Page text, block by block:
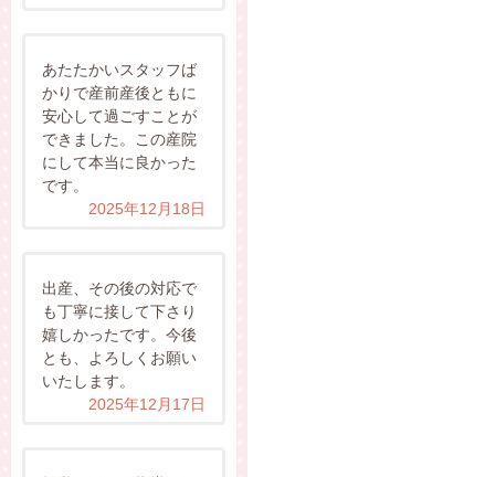
あたたかいスタッフば
かりで産前産後ともに
安心して過ごすことが
できました。この産院
にして本当に良かった
です。
2025年12月18日
出産、その後の対応で
も丁寧に接して下さり
嬉しかったです。今後
とも、よろしくお願い
いたします。
2025年12月17日